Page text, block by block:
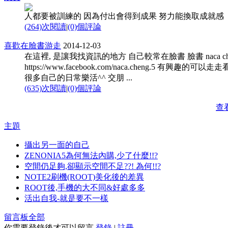
人都要被訓練的 因為付出會得到成果 努力能換取成就感
(264)次閱讀|(0)個評論
喜歡在臉書游走 2014-12-03
在這裡, 是讓我找資訊的地方 自己較常在臉書 臉書 naca
https://www.facebook.com/naca.cheng.5 有興趣的可以走走
很多自己的日常樂活^^ 交朋 ...
(635)次閱讀|(0)個評論
查
主題
攝出另一面的自己
ZENONIA5為何無法內購,少了什麼!!?
空間仍足夠,卻顯示空間不足??! 為何!!?
NOTE2刷機(ROOT)美化後的差異
ROOT後,手機的大不同&好處多多
活出自我-就是要不一樣
留言板全部